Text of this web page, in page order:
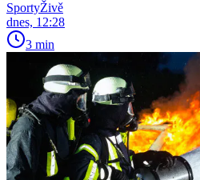
SportyŽivě
dnes, 12:28
3 min